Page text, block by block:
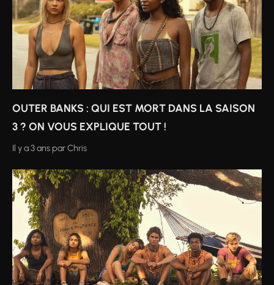
OUTER BANKS : QUI EST MORT DANS LA SAISON
3 ? ON VOUS EXPLIQUE TOUT !
Il y a 3 ans parChris